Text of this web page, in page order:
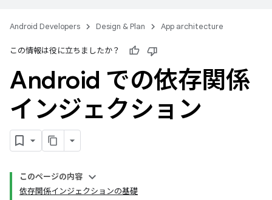
Android Developers Design & Plan App architecture
この情報は役に立ちましたか？
Android での依存関係
インジェクション
このページの内容
依存関係インジェクションの基礎